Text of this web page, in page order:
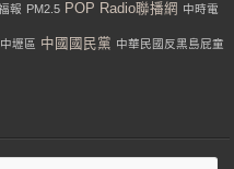
報 PM2.5 POP Radio聯播網 中時電
中壢區 中國國民黨 中華民國反黑島屁童